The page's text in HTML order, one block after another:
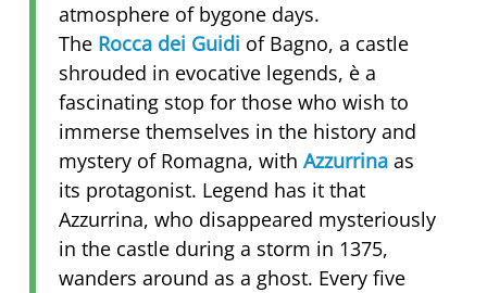
atmosphere of bygone days.
The Rocca dei Guidi of Bagno, a castle
shrouded in evocative legends, è a
fascinating stop for those who wish to
immerse themselves in the history and
mystery of Romagna, with Azzurrina as
its protagonist. Legend has it that
Azzurrina, who disappeared mysteriously
in the castle during a storm in 1375,
wanders around as a ghost. Every five